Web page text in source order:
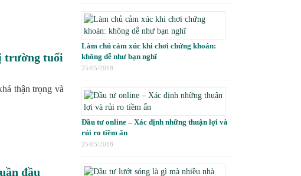
trường tuổi
thận trọng và
đầu
Làm chủ cảm xúc khi chơi chứng khoán:
không dễ như bạn nghĩ
25/05/2018
Đầu tư online – Xác định những thuận lợi và
rủi ro tiềm ẩn
25/05/2018